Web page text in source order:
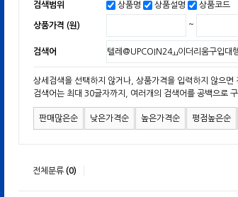
검색범위 상품명 상품설명 상품코드
상품가격 (원) ~
검색어
상세검색을 선택하지 않거나, 상품가격을 입력하지 않으면
검색어는 최대 30글자까지, 여러개의 검색어를 공백으로
판매많은순 낮은가격순 높은가격순 평점높은순
전체분류 (0)